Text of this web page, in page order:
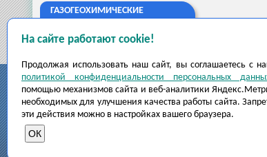
ГАЗОГЕОХИМИЧЕСКИЕ
На сайте работают cookie!
Продолжая использовать наш сайт, вы соглашаетесь с
политикой конфиденциальности персональных
помощью механизмов сайта и веб-аналитики
необходимых для улучшения качества работы сайта.
эти действия можно в настройках вашего браузера.
Правообладателем сайта и размещённой на нём
- сайт экологической компании ООО